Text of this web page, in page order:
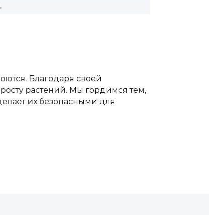
Благодаря своей
растений. Мы гордимся тем,
их безопасными для